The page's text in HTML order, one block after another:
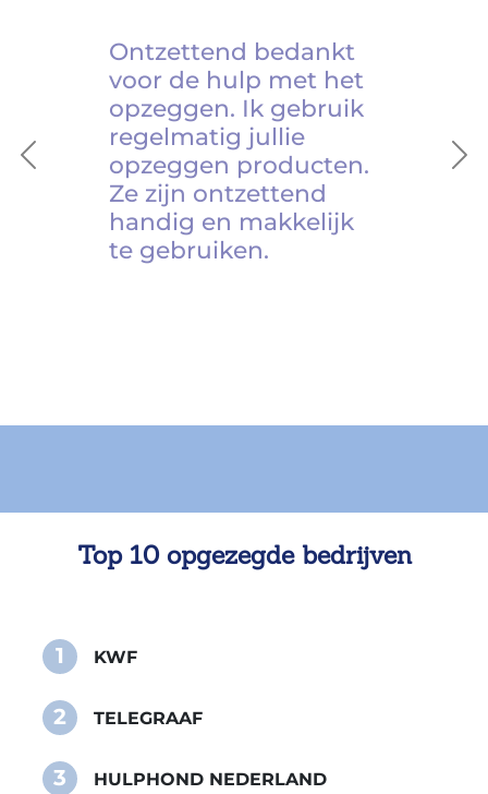
Previous
Ontzettend bedankt
voor de hulp met het
opzeggen. Ik gebruik
regelmatig jullie
opzeggen producten.
Ze zijn ontzettend
handig en makkelijk
te gebruiken.
Top 10 opgezegde bedrijven
1 KWF
2 TELEGRAAF
3 HULPHOND NEDERLAND